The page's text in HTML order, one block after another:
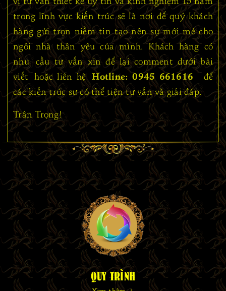
trong lĩnh vực kiến trúc sẽ là nơi để quý khách
hàng gửi trọn niềm tin tạo nên sự mới mẻ cho
ngôi nhà thân yêu của mình. Khách hàng có
nhu cầu tư vấn xin để lại comment dưới bài
viết hoặc liên hệHotline: 0945 661616 để
các kiến trúc sư có thể tiện tư vấn và giải đáp.
Trân Trọng!
QUY TRÌNH